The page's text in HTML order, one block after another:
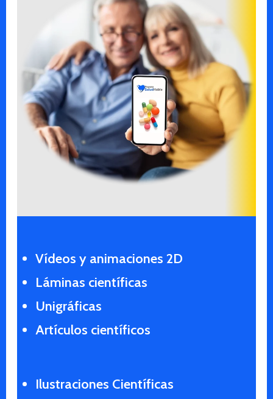
Vídeos y animaciones 2D
Láminas científicas
Unigráficas
Artículos científicos
Ilustraciones Científicas